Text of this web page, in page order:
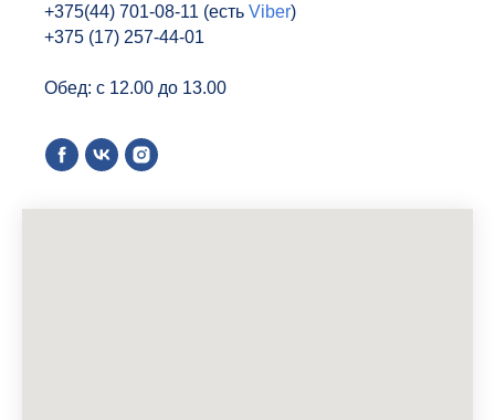
+375(44) 701-08-11 (есть Viber)
+375 (17) 257-44-01
Обед: с 12.00 до 13.00